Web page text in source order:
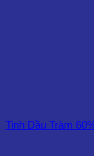
Tinh Dầu Tràm